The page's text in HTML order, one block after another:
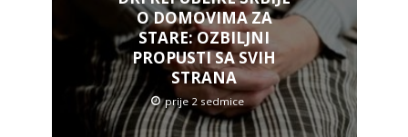
O DOMOVIMA ZA
STARE: OZBILJNI
PROPUSTI SA SVIH
STRANA
prije 2 sedmice